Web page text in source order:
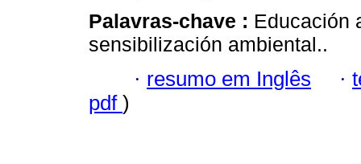
Palavras-chave : Educación
sensibilización ambiental..
· resumo em Inglês ·
pdf )